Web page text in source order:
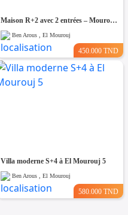
Maison R+2 avec 2 entrées – Mourouj 4
Ben Arous , El Mourouj
450.000 TND
Villa moderne S+4 à El Mourouj 5
Ben Arous , El Mourouj
580.000 TND